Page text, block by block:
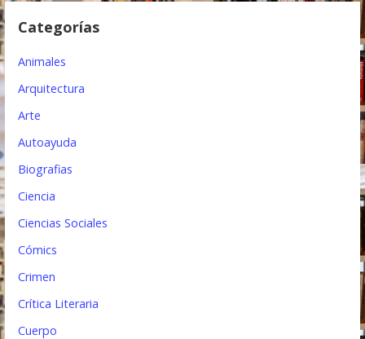
n
d
a
Categorías
Animales
Arquitectura
Arte
Autoayuda
Biografias
Ciencia
Ciencias Sociales
Cómics
Crimen
Crítica Literaria
Cuerpo